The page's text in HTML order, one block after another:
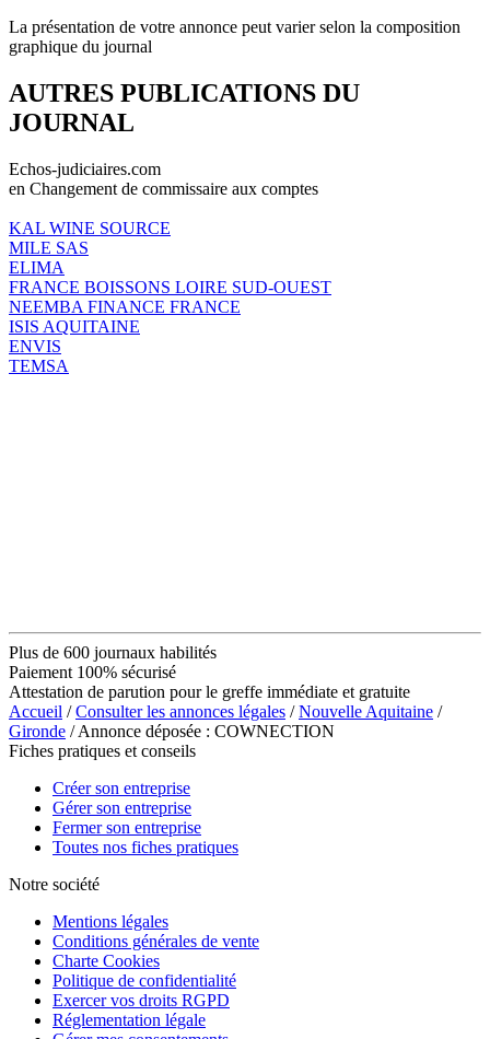
La présentation de votre annonce peut varier selon la composition
graphique du journal
AUTRES PUBLICATIONS DU
JOURNAL
Echos-judiciaires.com
en Changement de commissaire aux comptes
KAL WINE SOURCE
MILE SAS
ELIMA
FRANCE BOISSONS LOIRE SUD-OUEST
NEEMBA FINANCE FRANCE
ISIS AQUITAINE
ENVIS
TEMSA
Plus de 600 journaux habilités
Paiement 100% sécurisé
Attestation de parution pour le greffe immédiate et gratuite
Accueil /Consulter les annonces légales /Nouvelle Aquitaine /
Gironde / Annonce déposée : COWNECTION
Fiches pratiques et conseils
Créer son entreprise
Gérer son entreprise
Fermer son entreprise
Toutes nos fiches pratiques
Notre société
Mentions légales
Conditions générales de vente
Charte Cookies
Politique de confidentialité
Exercer vos droits RGPD
Réglementation légale